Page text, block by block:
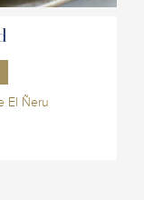
El Ñeru